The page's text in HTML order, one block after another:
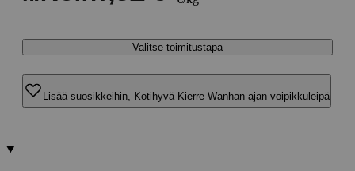
Valitse toimitustapa
Lisää suosikkeihin, Kotihyvä Kierre Wanhan ajan voipikkuleipä